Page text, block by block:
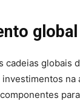
global
cadeias globais